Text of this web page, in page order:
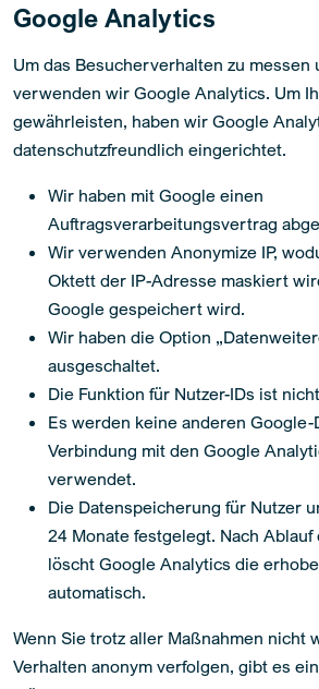
Google Analytics
Um das Besucherverhalten zu messen
verwenden wir Google Analytics. Um
gewährleisten, haben wir Google
datenschutzfreundlich eingerichtet.
Wir haben mit Google einen
Auftragsverarbeitungsvertrag
Wir verwenden Anonymize IP,
Oktett der IP-Adresse maskiert
Google gespeichert wird.
Wir haben die Option
ausgeschaltet.
Die Funktion für Nutzer-IDs ist
Es werden keine anderen Google-
Verbindung mit den Google
verwendet.
Die Datenspeicherung für Nutzer
24 Monate festgelegt. Nach
löscht Google Analytics die
automatisch.
Wenn Sie trotz aller Maßnahmen nicht
Verhalten anonym verfolgen, gibt es